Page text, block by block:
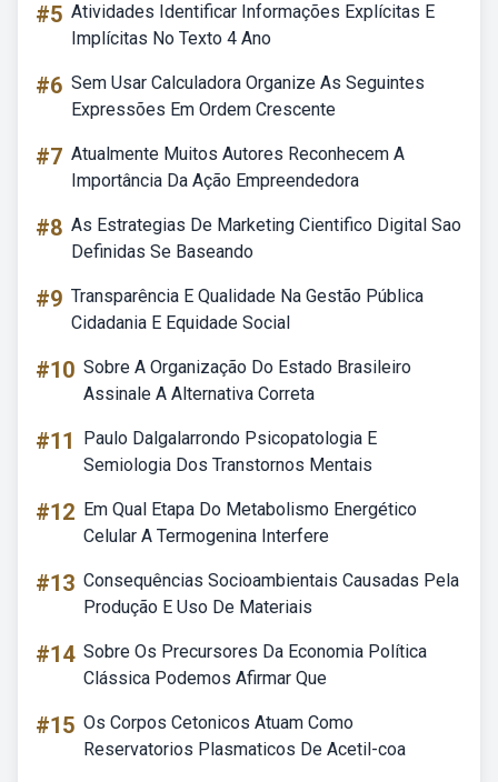
#5 Atividades Identificar Informações Explícitas E
Implícitas No Texto 4 Ano
#6 Sem Usar Calculadora Organize As Seguintes
Expressões Em Ordem Crescente
#7 Atualmente Muitos Autores Reconhecem A
Importância Da Ação Empreendedora
#8 As Estrategias De Marketing Cientifico Digital Sao
Definidas Se Baseando
#9 Transparência E Qualidade Na Gestão Pública
Cidadania E Equidade Social
#10 Sobre A Organização Do Estado Brasileiro
Assinale A Alternativa Correta
#11
Paulo Dalgalarrondo Psicopatologia E
Semiologia Dos Transtornos Mentais
#12 Em Qual Etapa Do Metabolismo Energético
Celular A Termogenina Interfere
#13 Consequências Socioambientais Causadas Pela
Produção E Uso De Materiais
#14 Sobre Os Precursores Da Economia Política
Clássica Podemos Afirmar Que
#15 Os Corpos Cetonicos Atuam Como
Reservatorios Plasmaticos De Acetil-coa